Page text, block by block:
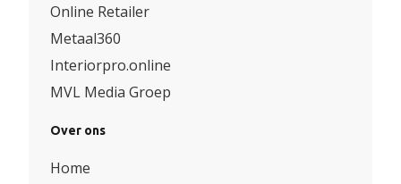
Online Retailer
Metaal360
Interiorpro.online
MVL Media Groep
Over ons
Home